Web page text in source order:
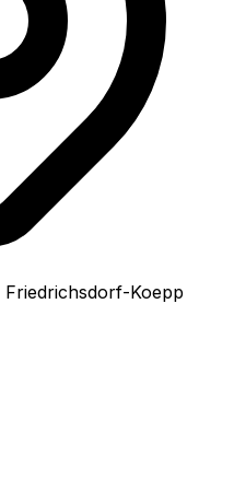
Friedrichsdorf-Koepp